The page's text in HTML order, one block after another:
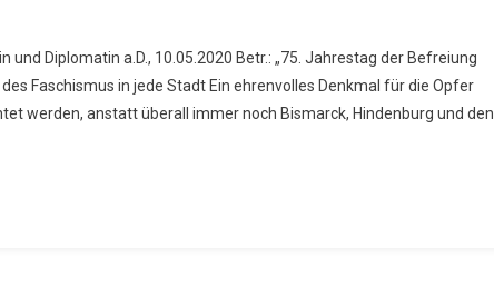
Diplomatin a.D., 10.05.2020 Betr.: „75. Jahrestag der Befreiung
Faschismus in jede Stadt Ein ehrenvolles Denkmal für die Opfer
werden, anstatt überall immer noch Bismarck, Hindenburg und den